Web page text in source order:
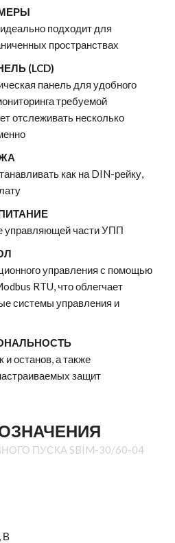
подходит для
пространствах
(LCD)
панель для удобного
требуемой
отслеживать несколько
как на DIN-рейку,
управляющей части УПП
управления с помощью
RTU, что облегчает
системы управления и
останов, а также
защит
В